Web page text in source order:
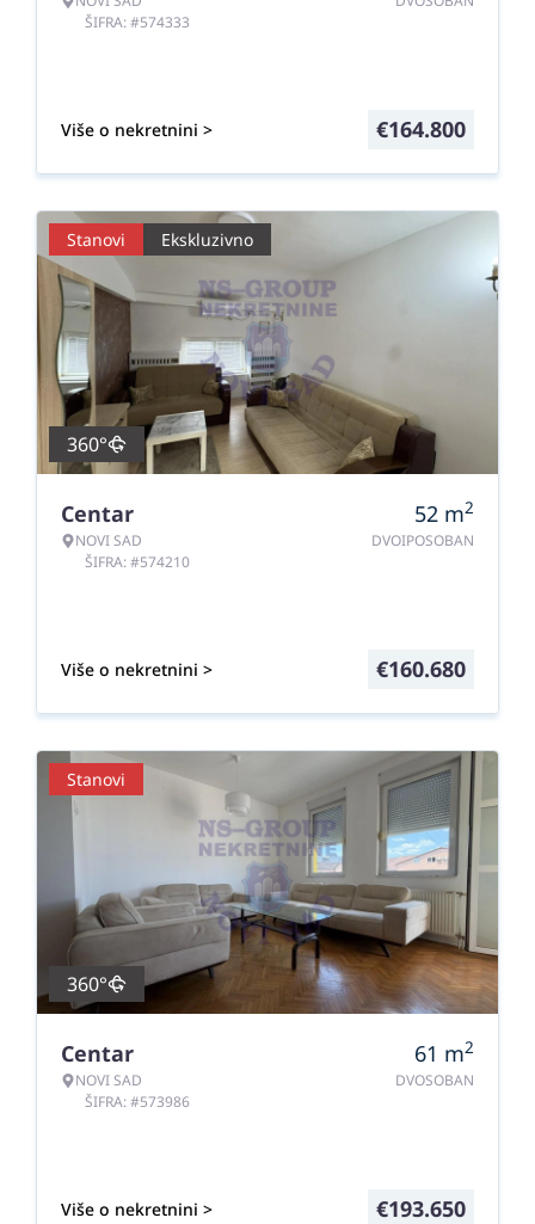
ŠIFRA: #574333
Više o nekretnini > €164.800
Stanovi Ekskluzivno
360°
Centar
NOVI SAD
ŠIFRA: #574210
52 m2
DVOIPOSOBAN
Više o nekretnini > €160.680
Stanovi
360°
Centar
NOVI SAD
ŠIFRA: #573986
61 m2
DVOSOBAN
Više o nekretnini > €193.650